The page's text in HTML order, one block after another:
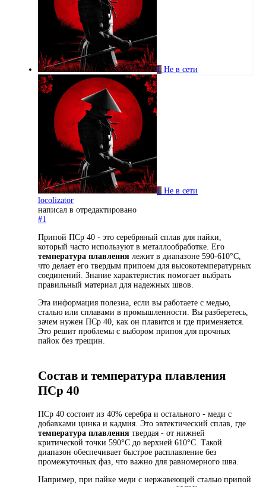
L Не в сети
L Не в сети
locolizator
написал в отредактировано
#1
Припой ПСр 40 - это серебряный сплав для пайки,
который часто используют в металлообработке. Его
температура плавления лежит в диапазоне 590-610°C,
что делает его твердым припоем для высокотемпературных
соединений. Знание характеристик помогает выбрать
правильный материал для надежных швов.
Эта информация полезна, если вы работаете с медью,
сталью или сплавами в промышленности. Вы разберетесь,
зачем нужен ПСр 40, как он плавится и где применяется.
Это решит проблемы с выбором припоя для прочных
пайок без трещин.
Состав и температура плавления
ПСр 40
ПСр 40 состоит из 40% серебра и остального - меди с
добавками цинка и кадмия. Это эвтектический сплав, где
температура плавления твердая - от нижней
критической точки 590°C до верхней 610°C. Такой
диапазон обеспечивает быстрое расплавление без
промежуточных фаз, что важно для равномерного шва.
Например, при пайке меди с нержавеющей сталью припой